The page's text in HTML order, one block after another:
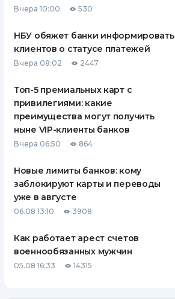
СТРАХОВАНИЮ
ВСЕ СТРАХОВЫЕ ПОЛИСЫ
ОТЗЫВЫ О СТРАХОВЫХ
КОМПАНИЯХ
Вчера 10:00 530
НБУ обяжет банки информировать
клиентов о статусе платежей
Вчера 08:02 2447
Топ-5 премиальных карт с
привилегиями: какие
преимущества могут получить
ныне VIP-клиенты банков
Вчера 06:50 864
Новые лимиты банков: кому
заблокируют карты и переводы
уже в августе
06.08 13:10 3908
Как работает арест счетов
военнообязанных мужчин
05.08 16:33 14315